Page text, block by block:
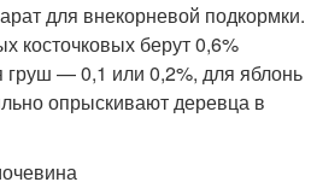
для внекорневой подкормки.
косточковых берут 0,6%
груш — 0,1 или 0,2%, для яблонь
опрыскивают деревца в